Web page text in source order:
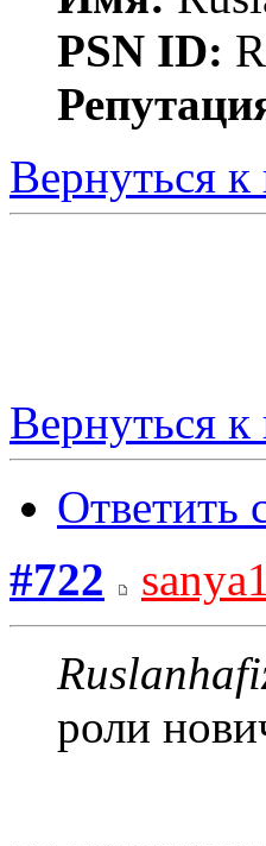
PSN ID:
Вернуться к
Вернуться к
Ответить
#722
роли